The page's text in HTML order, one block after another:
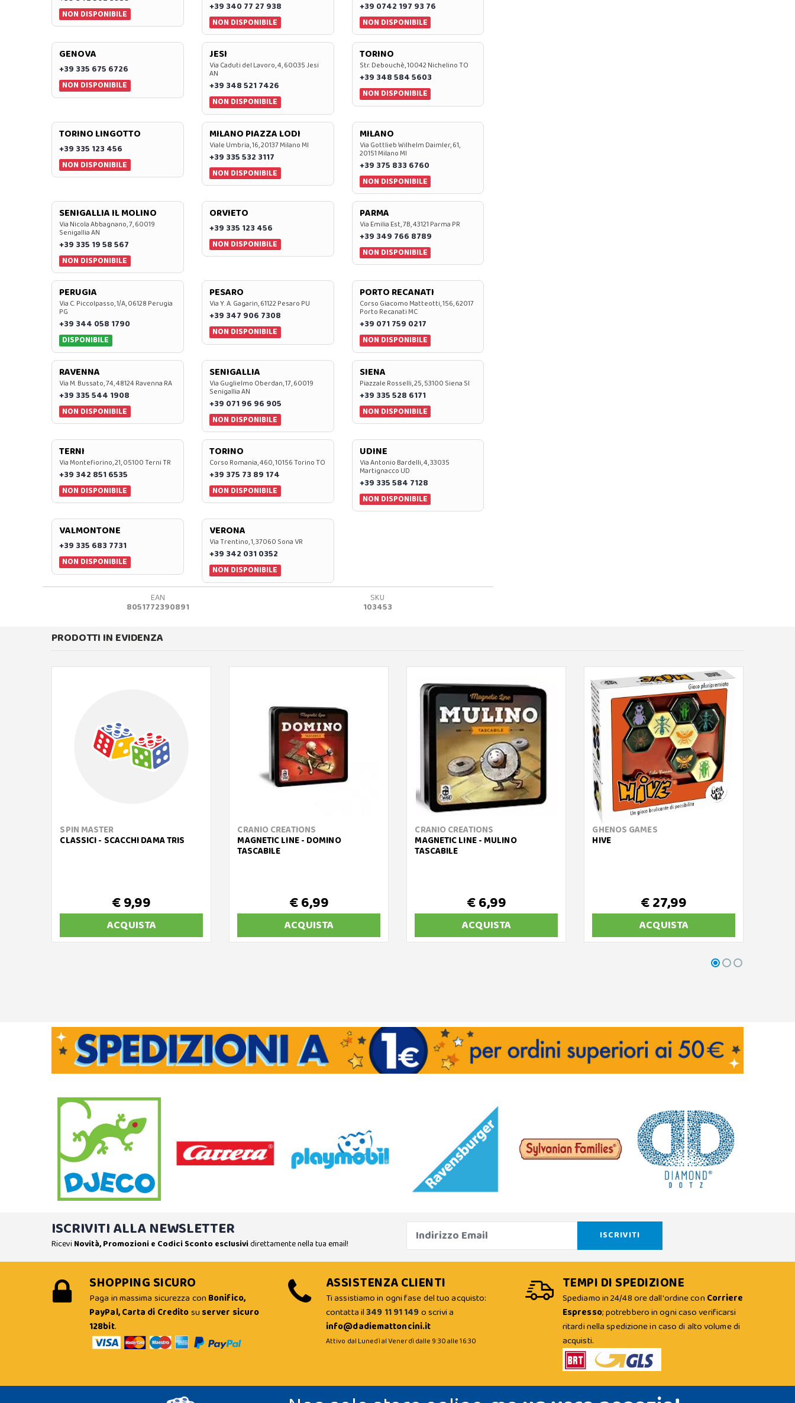
NON DISPONIBILE
+39 340 77 27 938
NON DISPONIBILE
+39 0742 197 93 76
NON DISPONIBILE
GENOVA
+39 335 675 6726
NON DISPONIBILE
JESI
Via Caduti del Lavoro, 4, 60035 Jesi
AN
+39 348 521 7426
NON DISPONIBILE
TORINO
Str. Debouchè, 10042 Nichelino TO
+39 348 584 5603
NON DISPONIBILE
TORINO LINGOTTO
+39 335 123 456
NON DISPONIBILE
MILANO PIAZZA LODI
Viale Umbria, 16, 20137 Milano MI
+39 335 532 3117
NON DISPONIBILE
MILANO
Via Gottlieb Wilhelm Daimler, 61,
20151 Milano MI
+39 375 833 6760
NON DISPONIBILE
SENIGALLIA IL MOLINO
Via Nicola Abbagnano, 7, 60019
Senigallia AN
+39 335 19 58 567
NON DISPONIBILE
ORVIETO
+39 335 123 456
NON DISPONIBILE
PARMA
Via Emilia Est, 7B, 43121 Parma PR
+39 349 766 8789
NON DISPONIBILE
PERUGIA
Via C. Piccolpasso, 1/A, 06128 Perugia
PG
+39 344 058 1790
DISPONIBILE
PESARO
Via Y. A. Gagarin, 61122 Pesaro PU
+39 347 906 7308
NON DISPONIBILE
PORTO RECANATI
Corso Giacomo Matteotti, 156, 62017
Porto Recanati MC
+39 071 759 0217
NON DISPONIBILE
RAVENNA
Via M. Bussato, 74, 48124 Ravenna RA
+39 335 544 1908
NON DISPONIBILE
SENIGALLIA
Via Guglielmo Oberdan, 17, 60019
Senigallia AN
+39 071 96 96 905
NON DISPONIBILE
SIENA
Piazzale Rosselli, 25, 53100 Siena SI
+39 335 528 6171
NON DISPONIBILE
TERNI
Via Montefiorino, 21, 05100 Terni TR
+39 342 851 6535
NON DISPONIBILE
TORINO
Corso Romania, 460, 10156 Torino TO
+39 375 73 89 174
NON DISPONIBILE
UDINE
Via Antonio Bardelli, 4, 33035
Martignacco UD
+39 335 584 7128
NON DISPONIBILE
VALMONTONE
+39 335 683 7731
NON DISPONIBILE
VERONA
Via Trentino, 1, 37060 Sona VR
+39 342 031 0352
NON DISPONIBILE
EAN
8051772390891
SKU
103453
PRODOTTI IN EVIDENZA
SPIN MASTER
CLASSICI - SCACCHI DAMA TRIS
€ 9,99
ACQUISTA
CRANIO CREATIONS
MAGNETIC LINE - DOMINO
TASCABILE
€ 6,99
ACQUISTA
CRANIO CREATIONS
MAGNETIC LINE - MULINO
TASCABILE
€ 6,99
ACQUISTA
GHENOS GAMES
HIVE
€ 27,99
ACQUISTA
ISCRIVITI ALLA NEWSLETTER
Ricevi Novità, Promozioni e Codici Sconto esclusividirettamente nella tua email!
SHOPPING SICURO
Paga in massima sicurezza con Bonifico,
PayPal, Carta di Creditosu server sicuro
128bit.
ASSISTENZA CLIENTI
Ti assistiamo in ogni fase del tuo acquisto:
contatta il349 11 91 149o scrivi a
info@dadiemattoncini.it
Attivo dal Lunedì al Venerdì dalle 9:30 alle 16:30
TEMPI DI SPEDIZIONE
Spediamo in 24/48 ore dall'ordine con Corriere
Espresso; potrebbero in ogni caso verificarsi
ritardi nella spedizione in caso di alto volume di
acquisti.